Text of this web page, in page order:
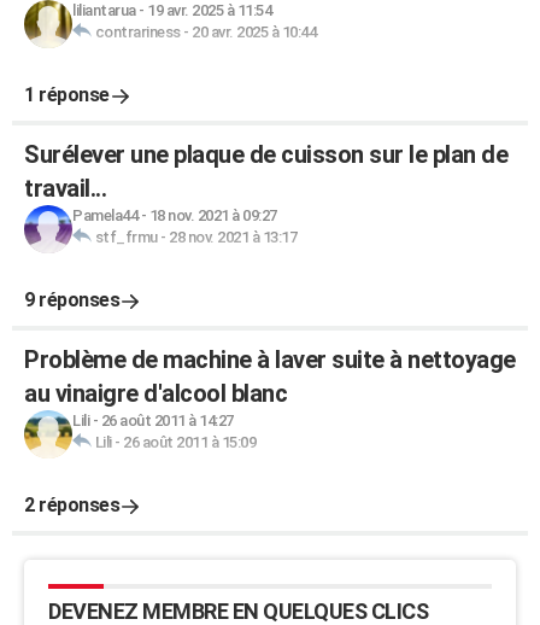
liliantarua- 19 avr. 2025 à 11:54
contrariness- 20 avr. 2025 à 10:44
1 réponse
Surélever une plaque de cuisson sur le plan de
travail...
Pamela44- 18 nov. 2021 à 09:27
stf_frmu- 28 nov. 2021 à 13:17
9 réponses
Problème de machine à laver suite à nettoyage
au vinaigre d'alcool blanc
Lili- 26 août 2011 à 14:27
Lili- 26 août 2011 à 15:09
2 réponses
DEVENEZ MEMBRE EN QUELQUES CLICS